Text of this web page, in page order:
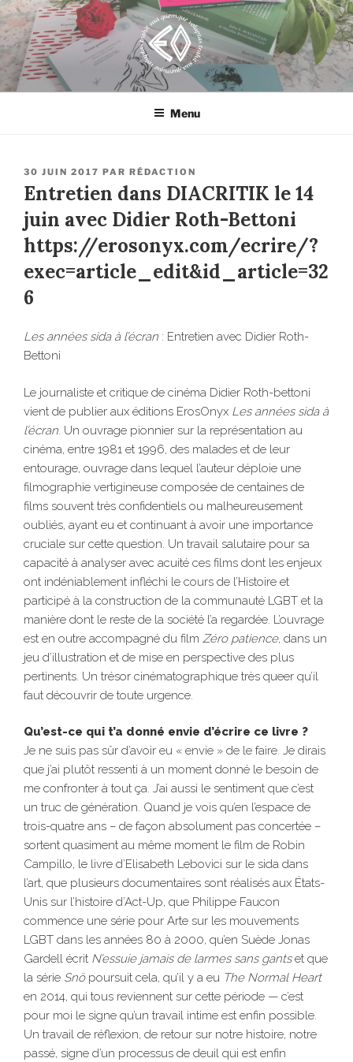
Aller
au
contenu
principal
EROSONYX
Tout livre n’est-il pas une bouteille jetée à la mer ?
Menu
PUBLIÉ
LE
30 JUIN 2017 PAR RÉDACTION
Entretien dans DIACRITIK le 14
juin avec Didier Roth-Bettoni
https://erosonyx.com/ecrire/?
exec=article_edit&id_article=32
6
Les années sida à l’écran : Entretien avec Didier Roth-
Bettoni
Le journaliste et critique de cinéma Didier Roth-bettoni
vient de publier aux éditions ErosOnyx Les années sida à
l’écran. Un ouvrage pionnier sur la représentation au
cinéma, entre 1981 et 1996, des malades et de leur
entourage, ouvrage dans lequel l’auteur déploie une
filmographie vertigineuse composée de centaines de
films souvent très confidentiels ou malheureusement
oubliés, ayant eu et continuant à avoir une importance
cruciale sur cette question. Un travail salutaire pour sa
capacité à analyser avec acuité ces films dont les enjeux
ont indéniablement infléchi le cours de l’Histoire et
participé à la construction de la communauté LGBT et la
manière dont le reste de la société l’a regardée. L’ouvrage
est en outre accompagné du film Zéro patience, dans un
jeu d’illustration et de mise en perspective des plus
pertinents. Un trésor cinématographique très queer qu’il
faut découvrir de toute urgence.
Qu’est-ce qui t’a donné envie d’écrire ce livre ?
Je ne suis pas sûr d’avoir eu « envie » de le faire. Je dirais
que j’ai plutôt ressenti à un moment donné le besoin de
me confronter à tout ça. J’ai aussi le sentiment que c’est
un truc de génération. Quand je vois qu’en l’espace de
trois-quatre ans – de façon absolument pas concertée –
sortent quasiment au même moment le film de Robin
Campillo, le livre d’Elisabeth Lebovici sur le sida dans
l’art, que plusieurs documentaires sont réalisés aux États-
Unis sur l’histoire d’Act-Up, que Philippe Faucon
commence une série pour Arte sur les mouvements
LGBT dans les années 80 à 2000, qu’en Suède Jonas
Gardell écrit N’essuie jamais de larmes sans gantset que
la série Snöpoursuit cela, qu’il y a eu The Normal Heart
en 2014, qui tous reviennent sur cette période — c’est
pour moi le signe qu’un travail intime est enfin possible.
Un travail de réflexion, de retour sur notre histoire, notre
passé, signe d’un processus de deuil qui est enfin